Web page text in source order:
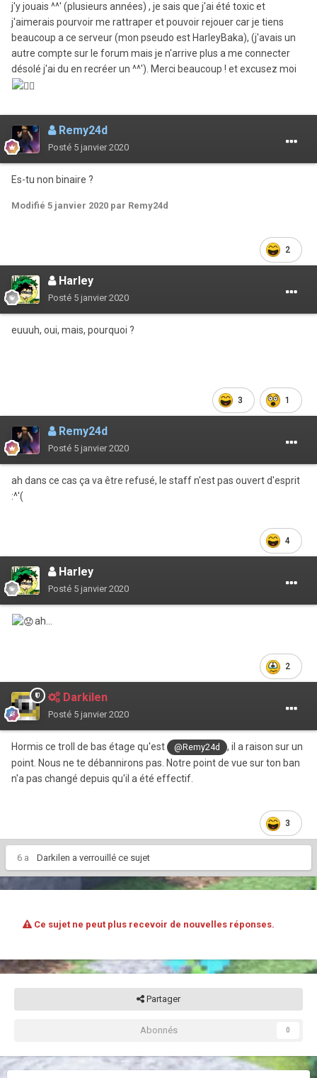
j'y jouais ^^' (plusieurs années) , je sais que j'ai été toxic et
j'aimerais pourvoir me rattraper et pouvoir rejouer car je tiens
beaucoup a ce serveur (mon pseudo est HarleyBaka), (j'avais un
autre compte sur le forum mais je n'arrive plus a me connecter
désolé j'ai du en recréer un ^^'). Merci beaucoup ! et excusez moi
Remy24d
Posté 5 janvier 2020
Es-tu non binaire ?
Modifié 5 janvier 2020 par Remy24d
2
Harley
Posté 5 janvier 2020
euuuh, oui, mais, pourquoi ?
3 1
Remy24d
Posté 5 janvier 2020
ah dans ce cas ça va être refusé, le staff n'est pas ouvert d'esprit
:^'(
4
Harley
Posté 5 janvier 2020
ah...
2
Darkilen
Posté 5 janvier 2020
Hormis ce troll de bas étage qu'est @Remy24d
, il a raison sur un
point. Nous ne te débannirons pas. Notre point de vue sur ton ban
n'a pas changé depuis qu'il a été effectif.
3
6 a Darkilen a verrouillé ce sujet
Ce sujet ne peut plus recevoir de nouvelles réponses.
Partager
Abonnés 0